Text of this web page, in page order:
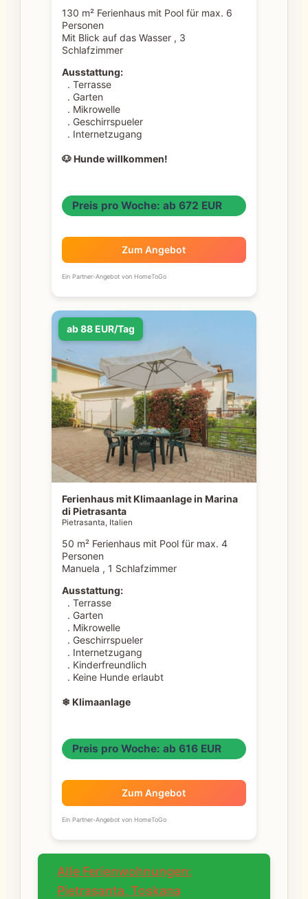
130 m² Ferienhaus mit Pool für max. 6
Personen
Mit Blick auf das Wasser , 3
Schlafzimmer
Ausstattung:
. Terrasse
. Garten
. Mikrowelle
. Geschirrspueler
. Internetzugang
🐶 Hunde willkommen!
Preis pro Woche: ab 672 EUR
Zum Angebot
Ein Partner-Angebot von HomeToGo
ab 88 EUR/Tag
Ferienhaus mit Klimaanlage in Marina
di Pietrasanta
Pietrasanta, Italien
50 m² Ferienhaus mit Pool für max. 4
Personen
Manuela , 1 Schlafzimmer
Ausstattung:
. Terrasse
. Garten
. Mikrowelle
. Geschirrspueler
. Internetzugang
. Kinderfreundlich
. Keine Hunde erlaubt
❄ Klimaanlage
Preis pro Woche: ab 616 EUR
Zum Angebot
Ein Partner-Angebot von HomeToGo
Alle Ferienwohnungen:
Pietrasanta, Toskana